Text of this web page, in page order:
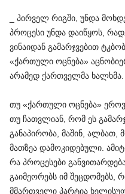
_ პირველ რიგში, უნდა
პროცესი უნდა დაიწყოს,
ვინაიდან გამარჯვებით
«ქართული ოცნება»
არამედ ქართველმა ხალხმა.
თუ «ქართული ოცნება»
თუ ჩათვლიან, რომ ეს
განაპირობა, მაშინ,
მათზეა დამოკიდებული.
რა პროცესები
გაიმეორებს იმ
მმართველი პარტია